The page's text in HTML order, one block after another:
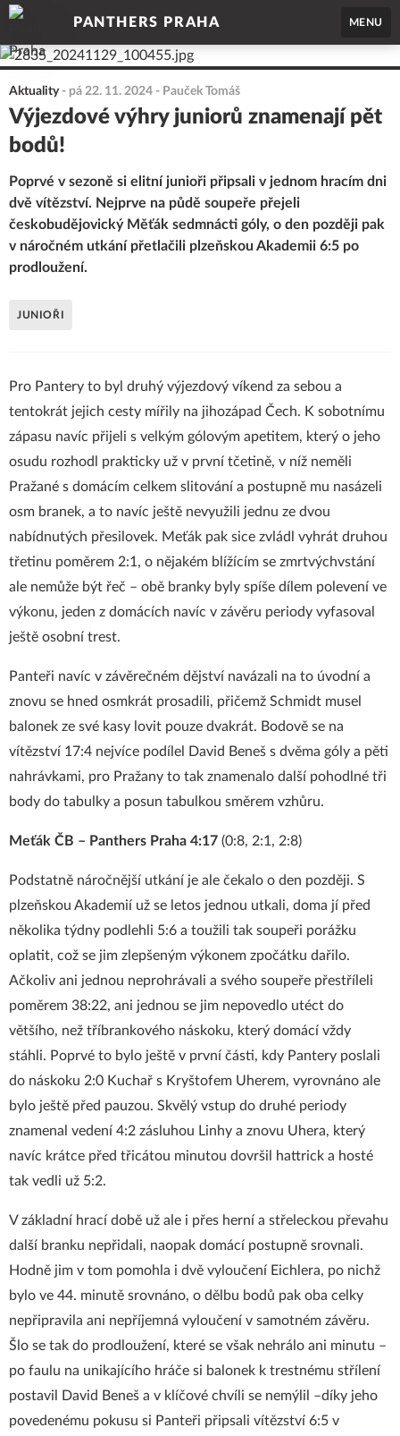
PANTHERS PRAHA MENU
Aktuality - pá 22. 11. 2024 - Pauček Tomáš
Výjezdové výhry juniorů znamenají pět
bodů!
Poprvé v sezoně si elitní junioři připsali v jednom hracím dni
dvě vítězství. Nejprve na půdě soupeře přejeli
českobudějovický Měťák sedmnácti góly, o den později pak
v náročném utkání přetlačili plzeňskou Akademii 6:5 po
prodloužení.
JUNIOŘI
Pro Pantery to byl druhý výjezdový víkend za sebou a
tentokrát jejich cesty mířily na jihozápad Čech. K sobotnímu
zápasu navíc přijeli s velkým gólovým apetitem, který o jeho
osudu rozhodl prakticky už v první tčetině, v níž neměli
Pražané s domácím celkem slitování a postupně mu nasázeli
osm branek, a to navíc ještě nevyužili jednu ze dvou
nabídnutých přesilovek. Meťák pak sice zvládl vyhrát druhou
třetinu poměrem 2:1, o nějakém blížícím se zmrtvýchvstání
ale nemůže být řeč – obě branky byly spíše dílem polevení ve
výkonu, jeden z domácích navíc v závěru periody vyfasoval
ještě osobní trest.
Panteři navíc v závěrečném dějství navázali na to úvodní a
znovu se hned osmkrát prosadili, přičemž Schmidt musel
balonek ze své kasy lovit pouze dvakrát. Bodově se na
vítězství 17:4 nejvíce podílel David Beneš s dvěma góly a pěti
nahrávkami, pro Pražany to tak znamenalo další pohodlné tři
body do tabulky a posun tabulkou směrem vzhůru.
Meťák ČB – Panthers Praha 4:17 (0:8, 2:1, 2:8)
Podstatně náročnější utkání je ale čekalo o den později. S
plzeňskou Akademií už se letos jednou utkali, doma jí před
několika týdny podlehli 5:6 a toužili tak soupeři porážku
oplatit, což se jim zlepšeným výkonem zpočátku dařilo.
Ačkoliv ani jednou neprohrávali a svého soupeře přestříleli
poměrem 38:22, ani jednou se jim nepovedlo utéct do
většího, než tříbrankového náskoku, který domácí vždy
stáhli. Poprvé to bylo ještě v první části, kdy Pantery poslali
do náskoku 2:0 Kuchař s Kryštofem Uherem, vyrovnáno ale
bylo ještě před pauzou. Skvělý vstup do druhé periody
znamenal vedení 4:2 zásluhou Linhy a znovu Uhera, který
navíc krátce před třicátou minutou dovršil hattrick a hosté
tak vedli už 5:2.
V základní hrací době už ale i přes herní a střeleckou převahu
další branku nepřidali, naopak domácí postupně srovnali.
Hodně jim v tom pomohla i dvě vyloučení Eichlera, po nichž
bylo ve 44. minutě srovnáno, o dělbu bodů pak oba celky
nepřipravila ani nepříjemná vyloučení v samotném závěru.
Šlo se tak do prodloužení, které se však nehrálo ani minutu –
po faulu na unikajícího hráče si balonek k trestnému střílení
postavil David Beneš a v klíčové chvíli se nemýlil –díky jeho
povedenému pokusu si Panteři připsali vítězství 6:5 v